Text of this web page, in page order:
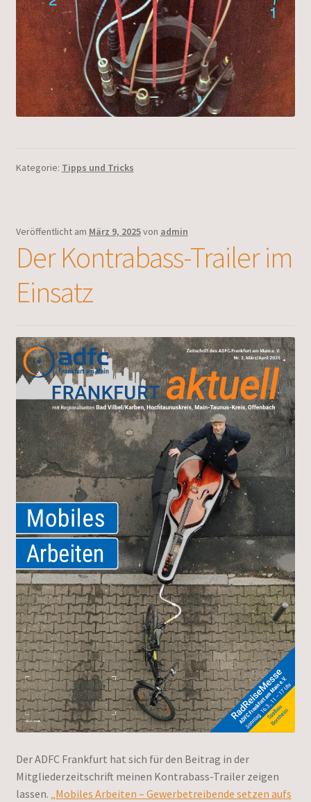
Kategorie: Tipps und Tricks
Veröffentlicht am März 9, 2025von admin
Der Kontrabass-Trailer im
Einsatz
Der ADFC Frankfurt hat sich für den Beitrag in der
Mitgliederzeitschrift meinen Kontrabass-Trailer zeigen
lassen. „Mobiles Arbeiten – Gewerbetreibende setzen aufs